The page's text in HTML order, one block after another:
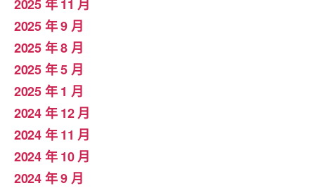
2025 年 11 月
2025 年 9 月
2025 年 8 月
2025 年 5 月
2025 年 1 月
2024 年 12 月
2024 年 11 月
2024 年 10 月
2024 年 9 月